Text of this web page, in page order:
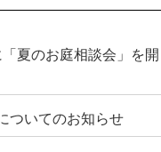
夏のお庭相談会」を開
ついてのお知らせ